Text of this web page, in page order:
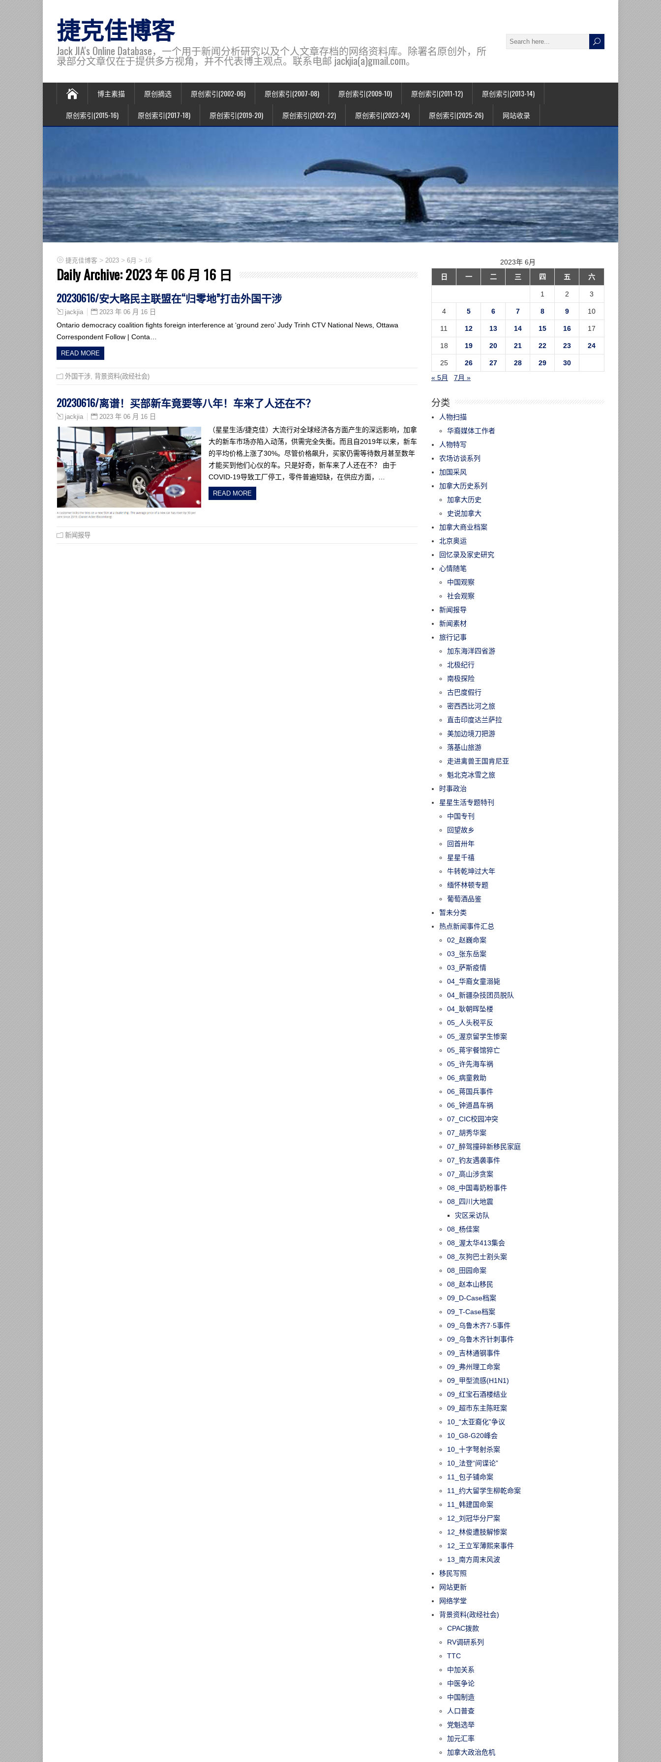
捷克佳博客
Jack JIA's Online Database，一个用于新闻分析研究以及个人文章存档的网络资料库。除署名原创外，所
录部分文章仅在于提供多方视角，并不代表博主观点。联系电邮 jackjia(a)gmail.com。
博主素描 原创摘选 原创索引(2002-06) 原创索引(2007-08) 原创索引(2009-10) 原创索引(2011-12) 原创索引(2013-14)
原创索引(2015-16) 原创索引(2017-18) 原创索引(2019-20) 原创索引(2021-22) 原创索引(2023-24) 原创索引(2025-26) 网站收录
捷克佳博客 > 2023 > 6月 > 16
Daily Archive:2023 年 06 月 16 日
20230616/安大略民主联盟在“归零地”打击外国干涉
jackjia 2023 年 06 月 16 日
Ontario democracy coalition fights foreign interference at ‘ground zero’ Judy Trinh CTV National News, Ottawa
Correspondent Follow | Conta…
READ MORE
外国干涉 背景资料(政经社会)
20230616/离谱！买部新车竟要等八年！车来了人还在不？
jackjia 2023 年 06 月 16 日
（星星生活/捷克佳）大流行对全球经济各方面产生的深远影响，加拿
大的新车市场亦陷入动荡，供需完全失衡。而且自2019年以来，新车
的平均价格上涨了30%。尽管价格飙升，买家仍需等待数月甚至数年
才能买到他们心仪的车。只是好奇，新车来了人还在不？ 由于
COVID-19导致工厂停工，零件普遍短缺，在供应方面，…
READ MORE
新闻报导
2023年 6月
日
一 二 三 四 五 六
1 2 3
4 5 6 7 8 9 10
11 12 13 14 15 16 17
18 19 20 21 22 23 24
25 26 27 28 29
30
« 5月
7月 »
分类
人物扫描
华裔媒体工作者
人物特写
农场访谈系列
加国采风
加拿大历史系列
加拿大历史
史说加拿大
加拿大商业档案
北京奥运
回忆录及家史研究
心情随笔
中国观察
社会观察
新闻报导
新闻素材
旅行记事
加东海洋四省游
北极纪行
南极探险
古巴度假行
密西西比河之旅
直击印度达兰萨拉
美加边境刀把游
落基山旅游
走进禽兽王国肯尼亚
魁北克冰雪之旅
时事政治
星星生活专题特刊
中国专刊
回望故乡
回首卅年
星星千禧
牛转乾坤过大年
缅怀林顿专题
葡萄酒品鉴
暂未分类
热点新闻事件汇总
02_赵巍命案
03_张东岳案
03_萨斯疫情
04_华裔女童溺毙
04_新疆杂技团员脱队
04_耿朝晖坠楼
05_人头税平反
05_渥京留学生惨案
05_蒋宇餐馆猝亡
05_许先海车祸
06_病童救助
06_蒋国兵事件
06_钟道昌车祸
07_CIC校园冲突
07_胡秀华案
07_醉驾撞碎新移民家庭
07_钓友遇袭事件
07_高山涉贪案
08_中国毒奶粉事件
08_四川大地震
灾区采访队
08_杨佳案
08_渥太华413集会
08_灰狗巴士割头案
08_田园命案
08_赵本山移民
09_D-Case档案
09_T-Case档案
09_乌鲁木齐7·5事件
09_乌鲁木齐针刺事件
09_吉林通钢事件
09_弗州理工命案
09_甲型流感(H1N1)
09_红宝石酒楼结业
09_超市东主陈旺案
10_“太亚裔化”争议
10_G8-G20峰会
10_十字弩射杀案
10_法登“间谍论”
11_包子铺命案
11_约大留学生柳乾命案
11_韩建国命案
12_刘冠华分尸案
12_林俊遭肢解惨案
12_王立军薄熙来事件
13_南方周末风波
移民写照
网站更新
网络学堂
背景资料(政经社会)
CPAC拨款
RV调研系列
TTC
中加关系
中医争论
中国制造
人口普查
党魁选举
加元汇率
加拿大政治危机